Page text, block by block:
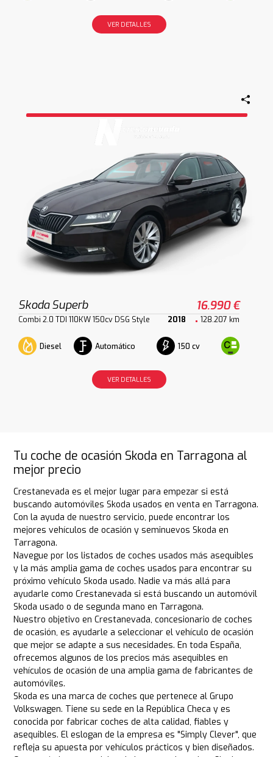
VER DETALLES
Skoda Superb 16.990 €
Combi 2.0 TDI 110KW 150cv DSG Style 2018 128.207 km
Diesel Automático 150 cv
VER DETALLES
Tu coche de ocasión Skoda en Tarragona al
mejor precio
Crestanevada es el mejor lugar para empezar si está
buscando automóviles Skoda usados en venta en Tarragona.
Con la ayuda de nuestro servicio, puede encontrar los
mejores vehículos de ocasión y seminuevos Skoda en
Tarragona.
Navegue por los listados de coches usados más asequibles
y la más amplia gama de coches usados para encontrar su
próximo vehículo Skoda usado. Nadie va más allá para
ayudarle como Crestanevada si está buscando un automóvil
Skoda usado o de segunda mano en Tarragona.
Nuestro objetivo en Crestanevada, concesionario de coches
de ocasión, es ayudarle a seleccionar el vehículo de ocasión
que mejor se adapte a sus necesidades. En toda España,
ofrecemos algunos de los precios más asequibles en
vehículos de ocasión de una amplia gama de fabricantes de
automóviles.
Skoda es una marca de coches que pertenece al Grupo
Volkswagen. Tiene su sede en la República Checa y es
conocida por fabricar coches de alta calidad, fiables y
asequibles. El eslogan de la empresa es "Simply Clever", que
refleja su apuesta por vehículos prácticos y bien diseñados.